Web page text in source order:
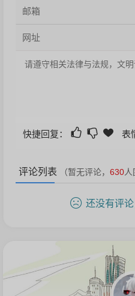
快捷回复： 表
评论列表 （暂无评论， 630人
还没有评